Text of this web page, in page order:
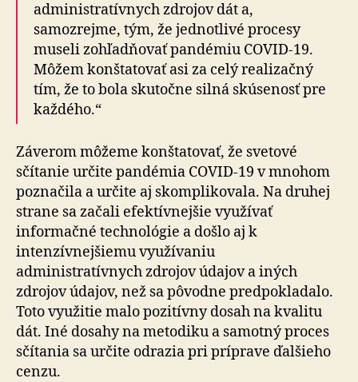
administratívnych zdrojov dát a,
samozrejme, tým, že jednotlivé procesy
museli zohľadňovať pandémiu COVID-19.
Môžem konštatovať asi za celý realizačný
tím, že to bola skutočne silná skúsenosť pre
každého.“
Záverom môžeme konštatovať, že svetové
sčítanie určite pandémia COVID-19 v mnohom
poznačila a určite aj skomplikovala. Na druhej
strane sa začali efektívnejšie využívať
informačné technológie a došlo aj k
intenzívnejšiemu využívaniu
administratívnych zdrojov údajov a iných
zdrojov údajov, než sa pôvodne predpokladalo.
Toto využitie malo pozitívny dosah na kvalitu
dát. Iné dosahy na metodiku a samotný proces
sčítania sa určite odrazia pri príprave ďalšieho
cenzu.